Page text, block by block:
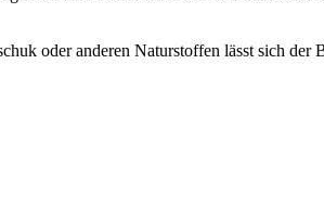
oder anderen Naturstoffen lässt sich der